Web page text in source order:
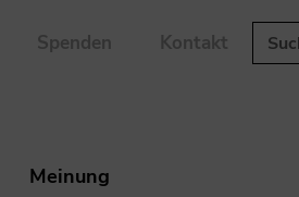
Spenden Kontakt
Meinung